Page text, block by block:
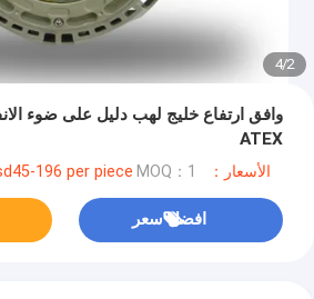
2
/
4
وافق ارتفاع خليج لهب دليل على ضوء
ATEX
الأسعار：usd45-196 per piece MOQ：1 قطعة
افضل سعر